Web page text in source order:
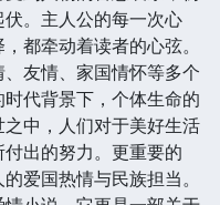
。主人公的每一次心
都牵动着读者的心弦。
友情、家国情怀等多个
代背景下，个体生命的
中，人们对于美好生活
出的努力。更重要的
爱国热情与民族担当。